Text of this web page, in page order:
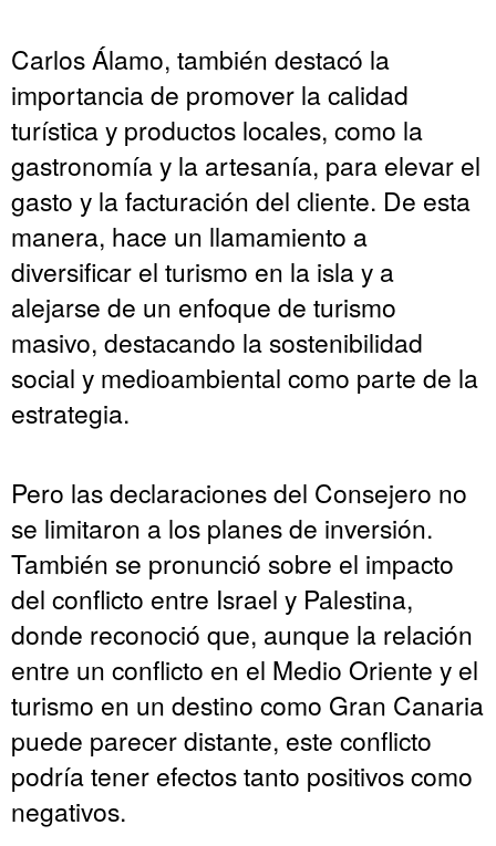
Carlos Álamo, también destacó la
importancia de promover la calidad
turística y productos locales, como la
gastronomía y la artesanía, para elevar el
gasto y la facturación del cliente. De esta
manera, hace un llamamiento a
diversificar el turismo en la isla y a
alejarse de un enfoque de turismo
masivo, destacando la sostenibilidad
social y medioambiental como parte de la
estrategia.
Pero las declaraciones del Consejero no
se limitaron a los planes de inversión.
También se pronunció sobre el impacto
del conflicto entre Israel y Palestina,
donde reconoció que, aunque la relación
entre un conflicto en el Medio Oriente y el
turismo en un destino como Gran Canaria
puede parecer distante, este conflicto
podría tener efectos tanto positivos como
negativos.